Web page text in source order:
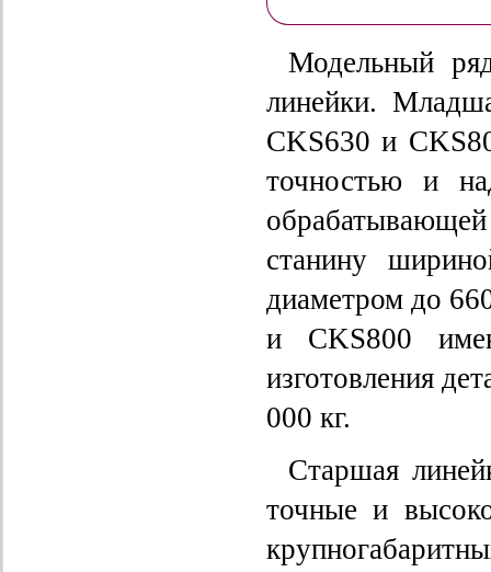
Модельный
линейки.
CKS630 и
точностью и
станину
диаметром до
и CKS800
изготовления
000 кг.
Старшая
точные и